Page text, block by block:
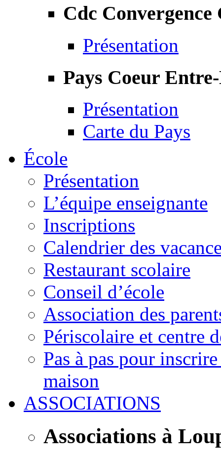
Cdc Convergence
Présentation
Pays Coeur
Présentation
Carte du Pays
École
Présentation
L’équipe enseignante
Inscriptions
Calendrier des
Restaurant scolaire
Conseil d’école
Association des
Périscolaire et centre
Pas à pas pour
maison
ASSOCIATIONS
Associations à